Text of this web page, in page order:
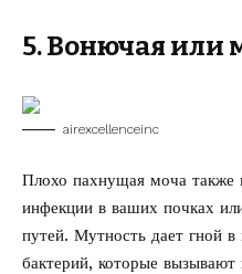
5. Вонючая или
airexcellenceinc
Плохо пахнущая моча также
инфекции в ваших почках
путей. Мутность дает гной
бактерий, которые